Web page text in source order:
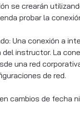
se crearán
probar la
Una conexión a
instructor. La
una red
de red.
cambios de fecha